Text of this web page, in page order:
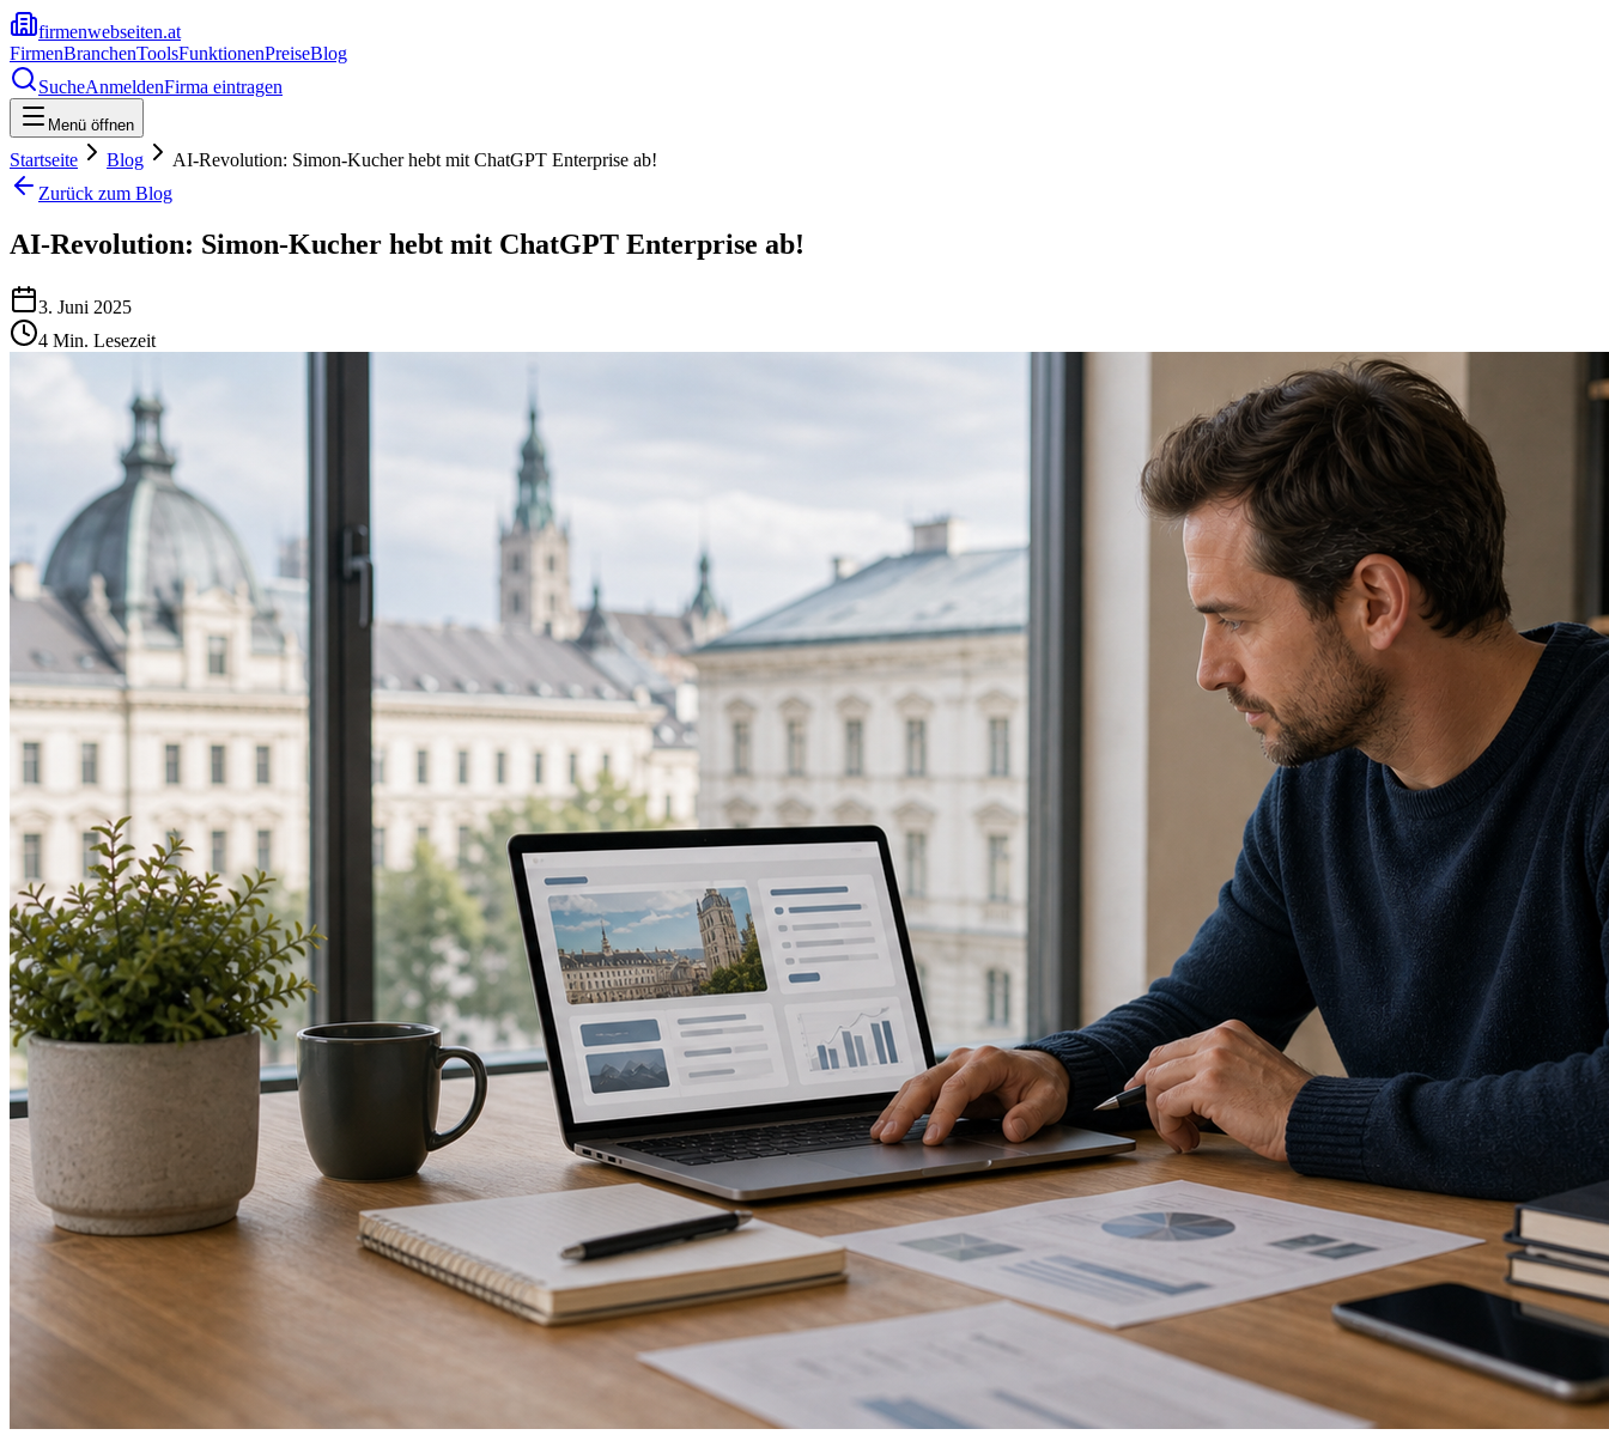
firmenwebseiten.at
FirmenBranchenToolsFunktionenPreiseBlog
SucheAnmeldenFirma eintragen
Menü öffnen
Startseite Blog
AI-Revolution: Simon-Kucher hebt mit ChatGPT Enterprise ab!
Zurück zum Blog
AI-Revolution: Simon-Kucher hebt mit ChatGPT Enterprise ab!
3. Juni 2025
4 Min. Lesezeit